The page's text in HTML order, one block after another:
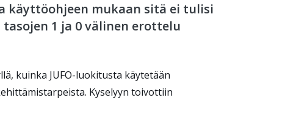
käyttöohjeen mukaan sitä ei tulisi
1 ja 0 välinen erottelu
kuinka JUFO-luokitusta käytetään
Kyselyyn toivottiin